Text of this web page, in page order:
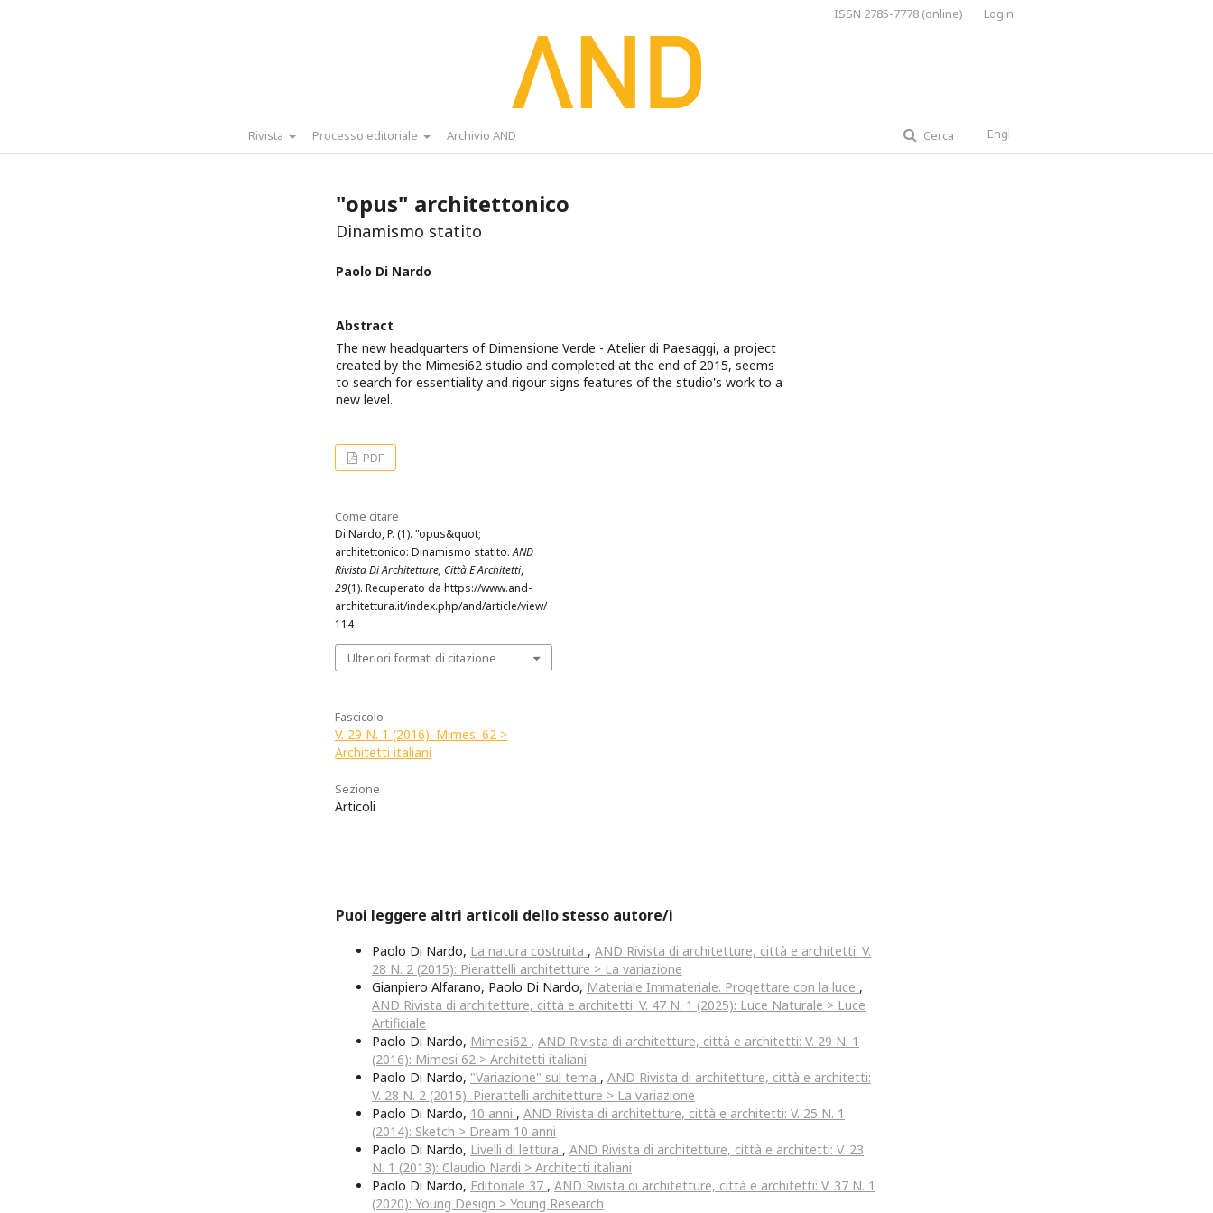
Rivista Processo editoriale Archivio AND Cerca
ISSN 2785-7778 (online) Login
"opus" architettonico
Dinamismo statito
Paolo Di Nardo
Abstract
The new headquarters of Dimensione Verde - Atelier di Paesaggi, a project
created by the Mimesi62 studio and completed at the end of 2015, seems
to search for essentiality and rigour signs features of the studio's work to a
new level.
PDF
Come citare
Di Nardo, P. (1). "opus&quot;
architettonico: Dinamismo statito.AND
Rivista Di Architetture, Città E Architetti,
29(1). Recuperato da https://www.and-
architettura.it/index.php/and/article/view/
114
Ulteriori formati di citazione
Fascicolo
V. 29 N. 1 (2016): Mimesi 62 >
Architetti italiani
Sezione
Articoli
Puoi leggere altri articoli dello stesso autore/i
Paolo Di Nardo, La natura costruita , AND Rivista di architetture, città e architetti: V.
28 N. 2 (2015): Pierattelli architetture > La variazione
Gianpiero Alfarano, Paolo Di Nardo, Materiale Immateriale. Progettare con la luce ,
AND Rivista di architetture, città e architetti: V. 47 N. 1 (2025): Luce Naturale > Luce
Artificiale
Paolo Di Nardo, Mimesi62 , AND Rivista di architetture, città e architetti: V. 29 N. 1
(2016): Mimesi 62 > Architetti italiani
Paolo Di Nardo, "Variazione" sul tema , AND Rivista di architetture, città e architetti:
V. 28 N. 2 (2015): Pierattelli architetture > La variazione
Paolo Di Nardo, 10 anni , AND Rivista di architetture, città e architetti: V. 25 N. 1
(2014): Sketch > Dream 10 anni
Paolo Di Nardo, Livelli di lettura , AND Rivista di architetture, città e architetti: V. 23
N. 1 (2013): Claudio Nardi > Architetti italiani
Paolo Di Nardo, Editoriale 37 , AND Rivista di architetture, città e architetti: V. 37 N. 1
(2020): Young Design > Young Research
English